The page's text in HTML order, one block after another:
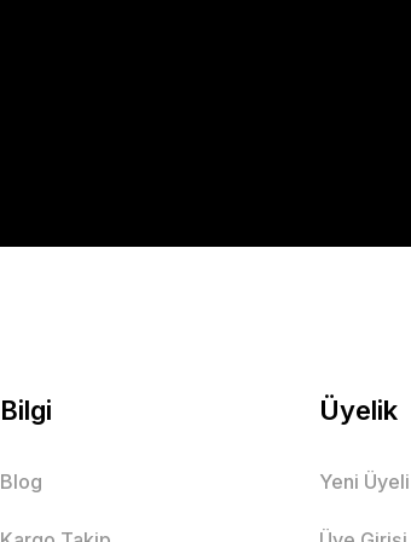
Bilgi
Blog
Üyelik
Yeni